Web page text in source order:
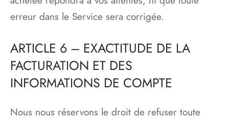
erreur dans le Service sera corrigée.
ARTICLE 6 – EXACTITUDE DE LA
FACTURATION ET DES
INFORMATIONS DE COMPTE
Nous nous réservons le droit de refuser toute